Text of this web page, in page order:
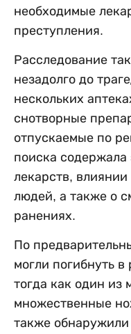
необходимые
преступления.
Расследование
незадолго до
нескольких
снотворные
отпускаемые по
поиска
лекарств,
людей, а также о
ранениях.
По
могли погибнуть в
тогда как один из
множественные
также